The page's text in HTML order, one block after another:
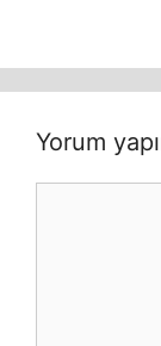
Yorum